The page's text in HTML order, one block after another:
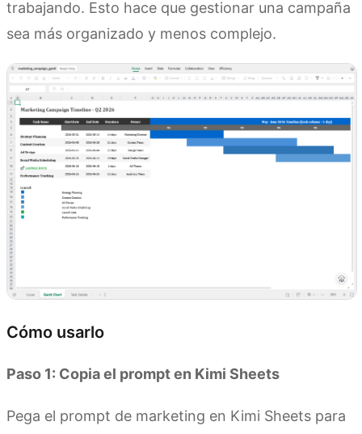
trabajando. Esto hace que gestionar una campaña
sea más organizado y menos complejo.
Cómo usarlo
Paso 1: Copia el prompt en Kimi Sheets
Pega el prompt de marketing en Kimi Sheets para